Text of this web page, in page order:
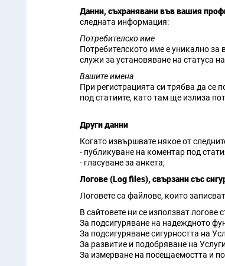
Данни, съхранявани във вашия
следната информация:
Потребителско име
Потребителското име е уникално
служи за установяване на статуса
Вашите имена
При регистрацията си трябва да се
под статиите, като там ще излиза
Други данни
Когато извършвате някое от
- публикуване на коментар под
- гласуване за анкета;
Логове (Log files), свързани със
Логовете са файлове, които
В сайтовете ни се използват логове
За подсигуряване на надеждното
За подсигуряване сигурността на
За развитие и подобряване на
За измерване на посещаемостта и